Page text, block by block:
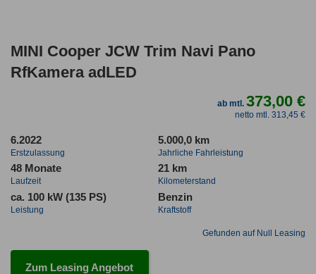
MINI Cooper JCW Trim Navi Pano
RfKamera adLED
ab mtl.373,00 €
netto mtl. 313,45 €
6.2022
Erstzulassung
5.000,0 km
Jahrliche Fahrleistung
48 Monate
Laufzeit
21 km
Kilometerstand
ca. 100 kW (135 PS)
Leistung
Benzin
Kraftstoff
Gefunden auf Null Leasing
Zum Leasing Angebot